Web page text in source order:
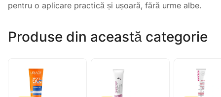
pentru o aplicare practică și ușoară, fără urme albe.
Produse din această categorie